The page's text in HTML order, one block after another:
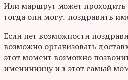
Или маршрут может проходить
тогда они могут поздравить
Если нет возможности
возможно организовать
этот момент возможно
именинницу и в этот самый